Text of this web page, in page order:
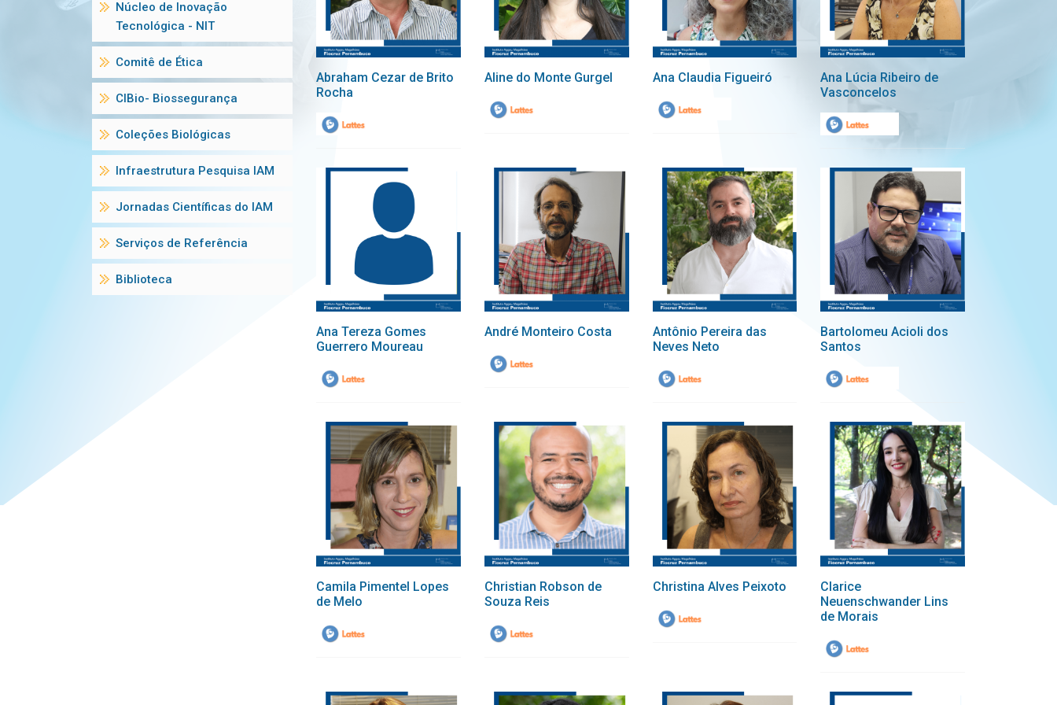
Núcleo de Inovação
Tecnológica - NIT
Comitê de Ética
CIBio- Biossegurança
Coleções Biológicas
Infraestrutura Pesquisa IAM
Jornadas Científicas do IAM
Serviços de Referência
Biblioteca
Abraham Cezar de Brito
Rocha
Aline do Monte Gurgel Ana Claudia Figueiró
Ana Lúcia Ribeiro de
Vasconcelos
Ana Tereza Gomes
Guerrero Moureau
André Monteiro Costa
Antônio Pereira das
Neves Neto
Bartolomeu Acioli dos
Santos
Camila Pimentel Lopes
de Melo
Christian Robson de
Souza Reis
Christina Alves Peixoto
Clarice
Neuenschwander Lins
de Morais